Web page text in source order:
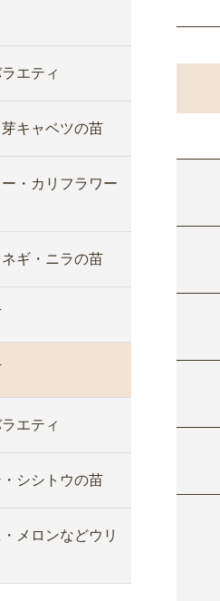
エティ
キャベツの苗
・カリフラワー
ギ・ニラの苗
エティ
・シシトウの苗
メロンなどウリ